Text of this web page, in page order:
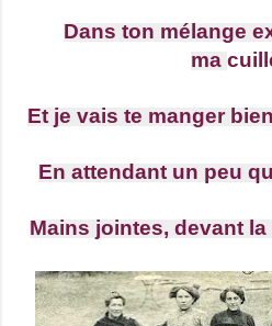
Dans ton mélange
ma
Et je vais te manger
En attendant un peu
Mains jointes, devant